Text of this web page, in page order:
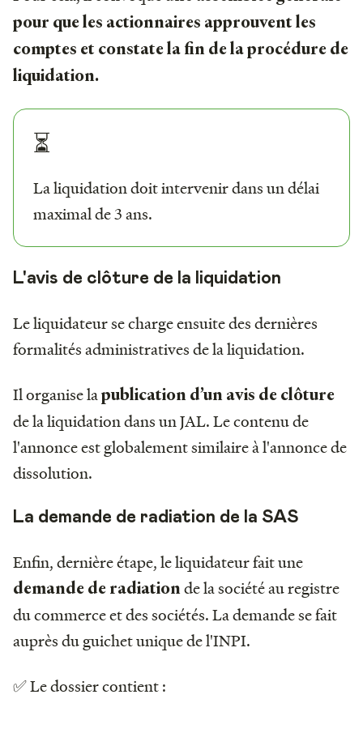
pour que les actionnaires approuvent les
comptes et constate la fin de la procédure de
liquidation.
⏳
La liquidation doit intervenir dans un délai
maximal de 3 ans.
L'avis de clôture de la liquidation
Le liquidateur se charge ensuite des dernières
formalités administratives de la liquidation.
Il organise lapublication d’un avis de clôture
de la liquidation dans un JAL. Le contenu de
l'annonce est globalement similaire à l'annonce de
dissolution.
La demande de radiation de la SAS
Enfin, dernière étape, le liquidateur fait une
demande de radiationde la société au registre
du commerce et des sociétés. La demande se fait
auprès du guichet unique de l'INPI.
✅ Le dossier contient :